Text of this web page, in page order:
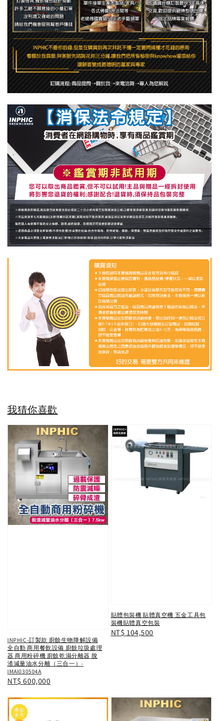
我猜你喜歡
INPHIC-訂製款 廚餘生物降解設備
全自動 商用餐飲設備 廚餘垃圾處理
器 商用粉碎機 廚餘乾濕分離器 脫
渣減量油水分離（三合一）-
IMAI030504A
Regular
NT$ 600,000
貼體包裝機 貼體真空機 五金工具包
裝機貼體真空包裝
Regular
NT$ 104,500